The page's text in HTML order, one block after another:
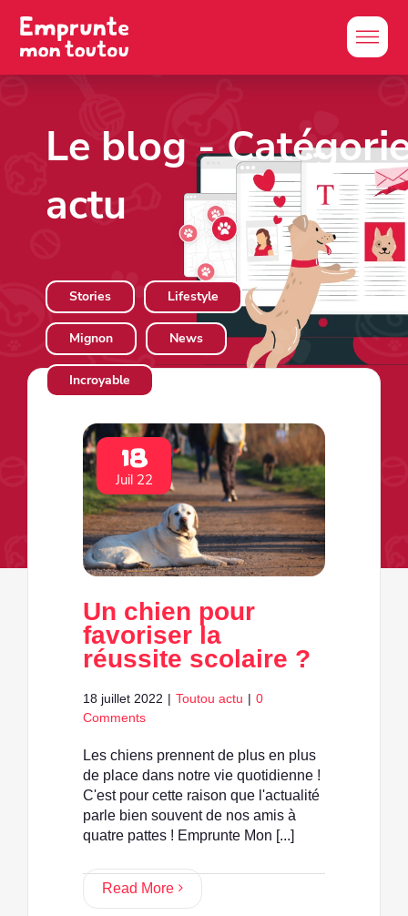
Le blog-
actu
Stories Lifestyle
Mignon News
Incroyable
18
Juil 22
Un chien pour
favoriser la
réussite scolaire ?
18 juillet 2022 | Toutou actu | 0
Comments
Les chiens prennent de plus en plus
de place dans notre vie quotidienne !
C'est pour cette raison que l'actualité
parle bien souvent de nos amis à
quatre pattes ! Emprunte Mon [...]
Read More